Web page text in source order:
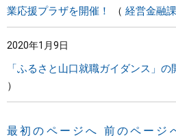
業応援プラザを開催！
経営金融課
2020年1月9日
「ふるさと山口就職ガイダンス」の
最初のページへ 前のページ